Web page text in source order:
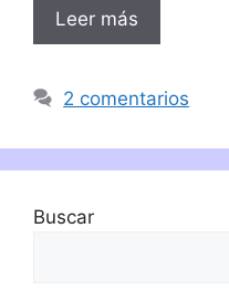
Leer más
2 comentarios
Buscar